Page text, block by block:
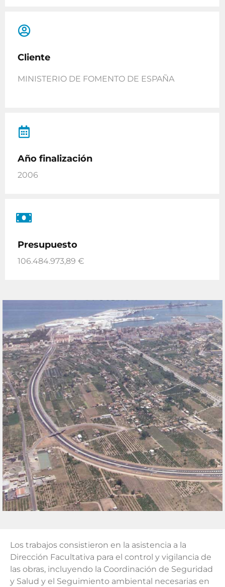
Cliente
MINISTERIO DE FOMENTO DE ESPAÑA
Año finalización
2006
Presupuesto
106.484.973,89 €
Los trabajos consistieron en la asistencia a la
Dirección Facultativa para el control y vigilancia de
las obras, incluyendo la Coordinación de Seguridad
y Salud y el Seguimiento ambiental necesarias en